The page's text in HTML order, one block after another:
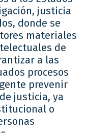
justicia
donde se
materiales
de
a las
procesos
prevenir
justicia, ya
o